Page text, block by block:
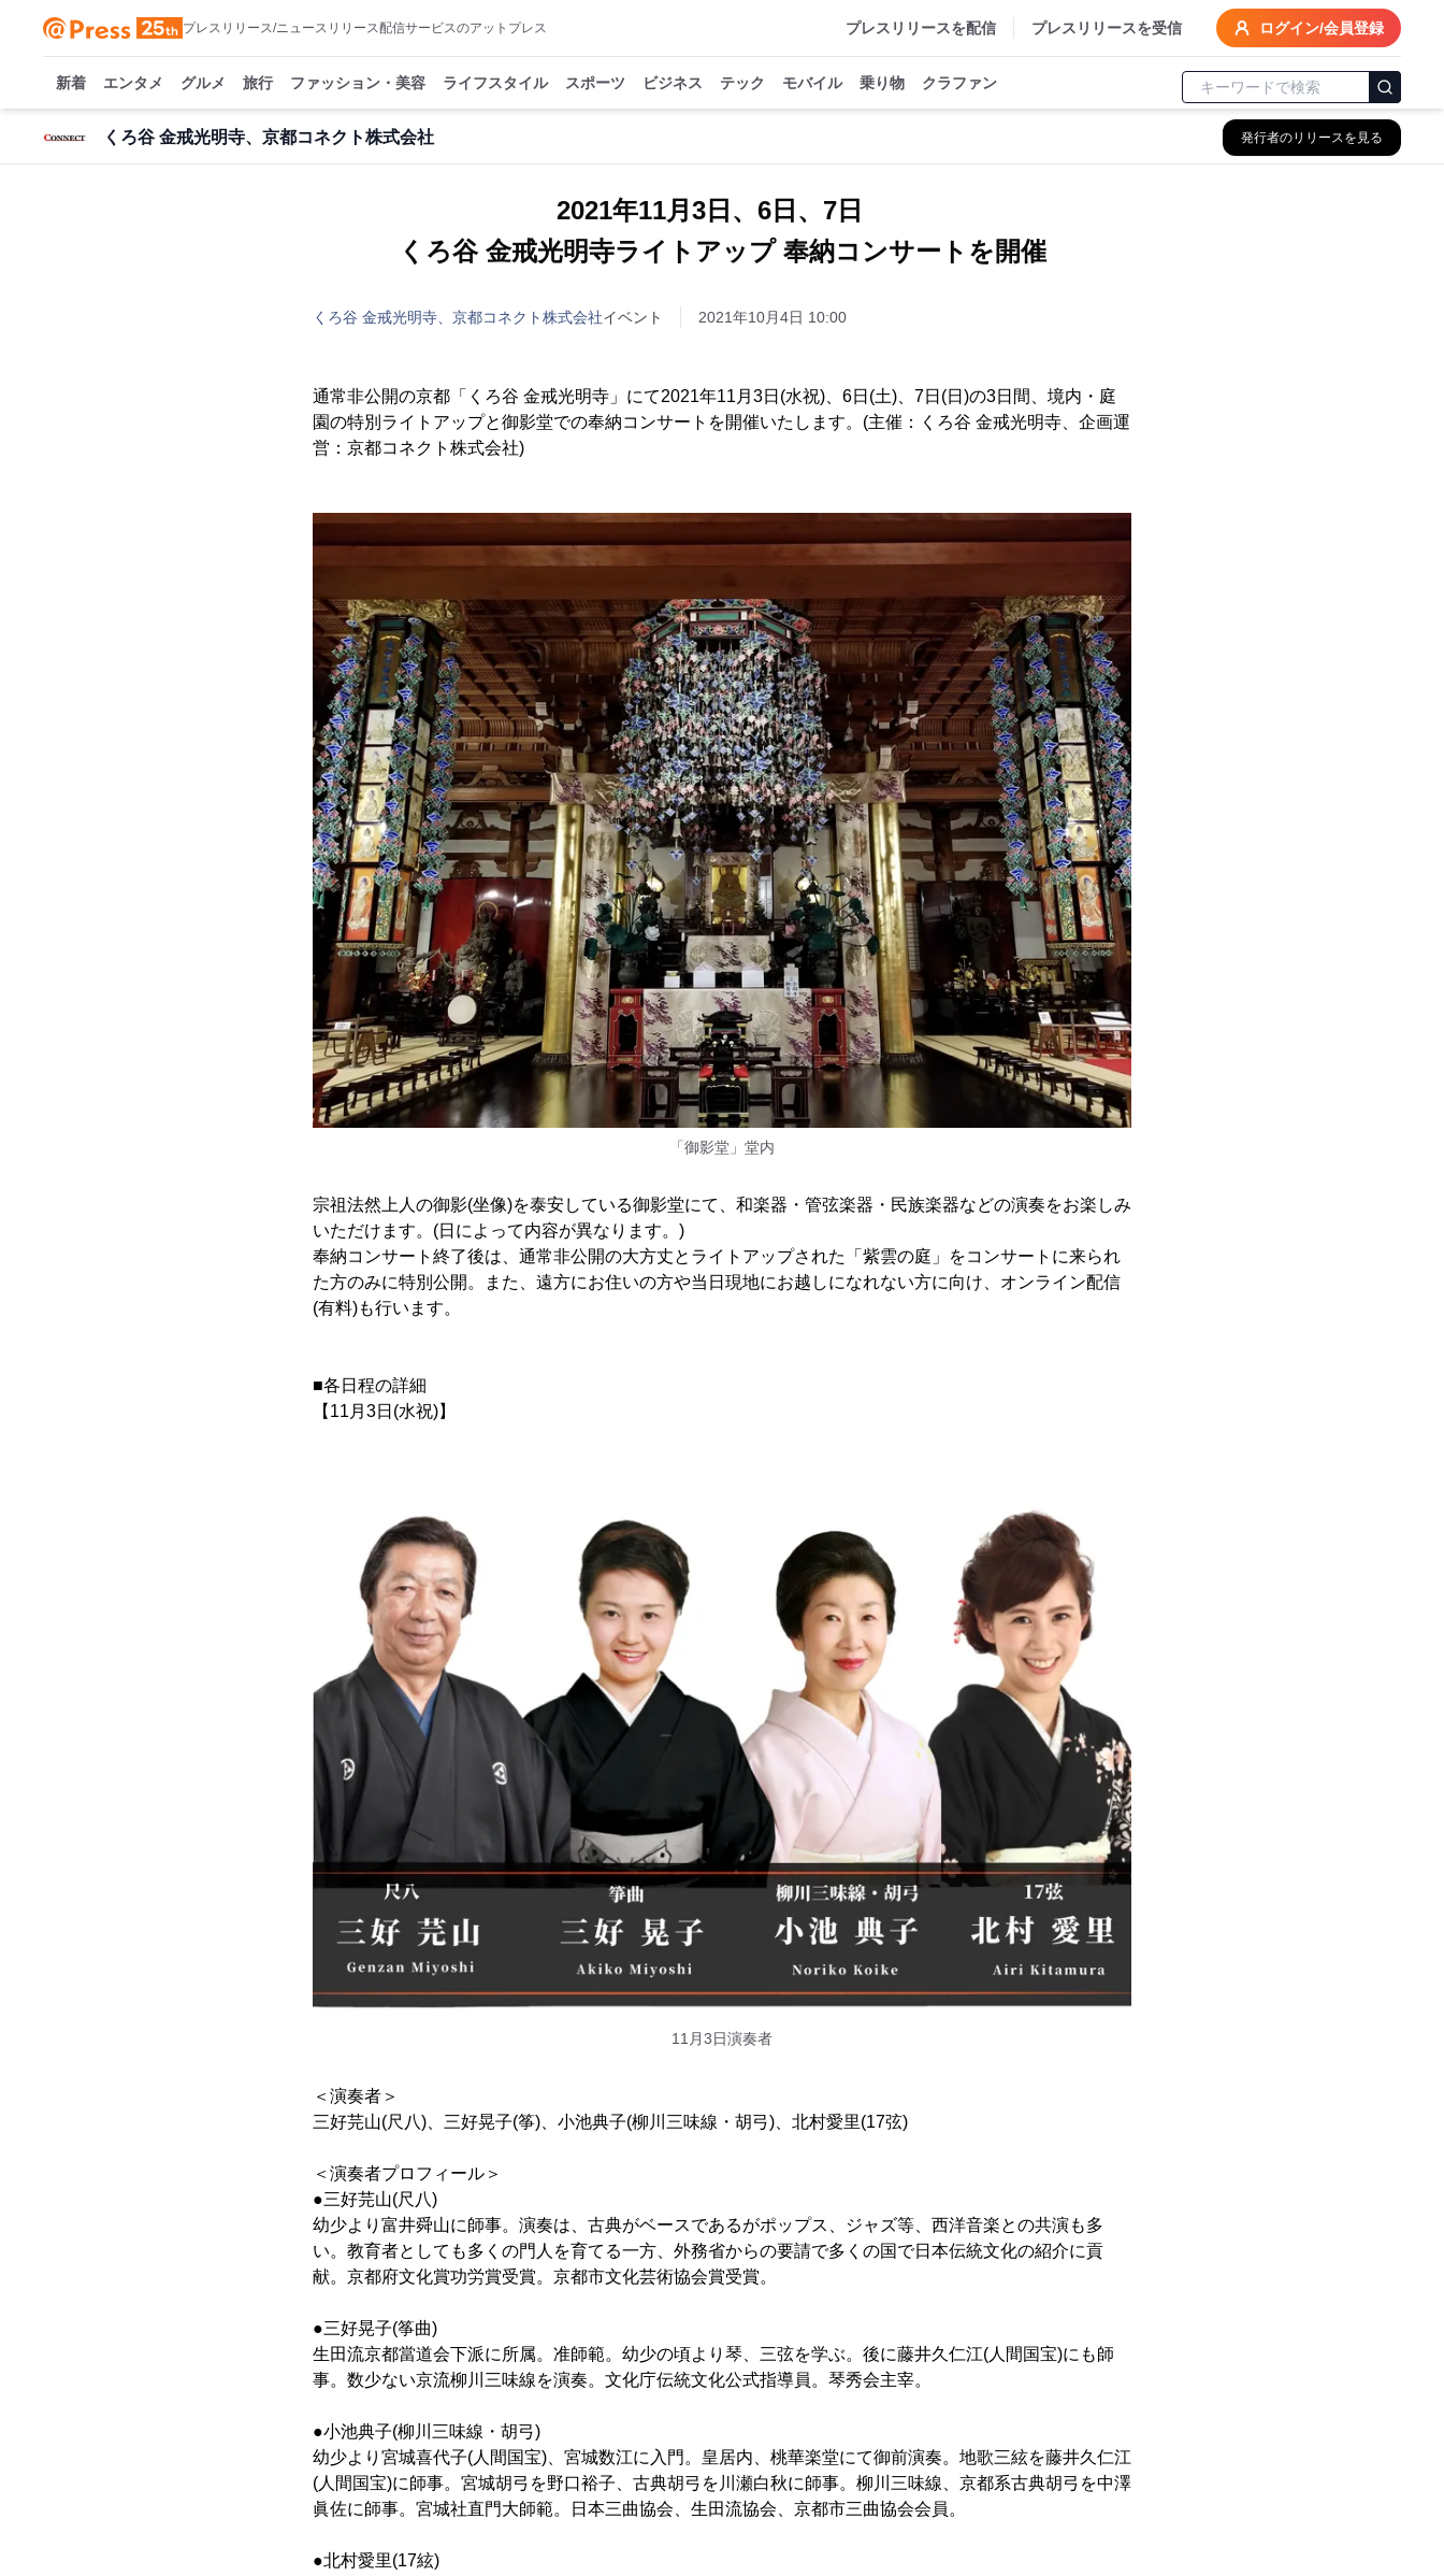
プレスリリース/ニュースリリース配信サービスのアットプレス プレスリリースを配信 プレスリリースを受信 ログイン/会員登録
新着 エンタメ グルメ 旅行 ファッション・美容 ライフスタイル スポーツ ビジネス テック モバイル 乗り物 クラファン
くろ谷 金戒光明寺、京都コネクト株式会社 発行者のリリースを見る
2021年11月3日、6日、7日
くろ谷 金戒光明寺ライトアップ 奉納コンサートを開催
くろ谷 金戒光明寺、京都コネクト株式会社イベント 2021年10月4日 10:00
通常非公開の京都「くろ谷 金戒光明寺」にて2021年11月3日(水祝)、6日(土)、7日(日)の3日間、境内・庭
園の特別ライトアップと御影堂での奉納コンサートを開催いたします。(主催：くろ谷 金戒光明寺、企画運
営：京都コネクト株式会社)
「御影堂」堂内
宗祖法然上人の御影(坐像)を泰安している御影堂にて、和楽器・管弦楽器・民族楽器などの演奏をお楽しみ
いただけます。(日によって内容が異なります。)
奉納コンサート終了後は、通常非公開の大方丈とライトアップされた「紫雲の庭」をコンサートに来られ
た方のみに特別公開。また、遠方にお住いの方や当日現地にお越しになれない方に向け、オンライン配信
(有料)も行います。
■各日程の詳細
【11月3日(水祝)】
11月3日演奏者
＜演奏者＞
三好芫山(尺八)、三好晃子(筝)、小池典子(柳川三味線・胡弓)、北村愛里(17弦)
＜演奏者プロフィール＞
●三好芫山(尺八)
幼少より富井舜山に師事。演奏は、古典がベースであるがポップス、ジャズ等、西洋音楽との共演も多
い。教育者としても多くの門人を育てる一方、外務省からの要請で多くの国で日本伝統文化の紹介に貢
献。京都府文化賞功労賞受賞。京都市文化芸術協会賞受賞。
●三好晃子(筝曲)
生田流京都當道会下派に所属。准師範。幼少の頃より琴、三弦を学ぶ。後に藤井久仁江(人間国宝)にも師
事。数少ない京流柳川三味線を演奏。文化庁伝統文化公式指導員。琴秀会主宰。
●小池典子(柳川三味線・胡弓)
幼少より宮城喜代子(人間国宝)、宮城数江に入門。皇居内、桃華楽堂にて御前演奏。地歌三絃を藤井久仁江
(人間国宝)に師事。宮城胡弓を野口裕子、古典胡弓を川瀬白秋に師事。柳川三味線、京都系古典胡弓を中澤
眞佐に師事。宮城社直門大師範。日本三曲協会、生田流協会、京都市三曲協会会員。
●北村愛里(17絃)